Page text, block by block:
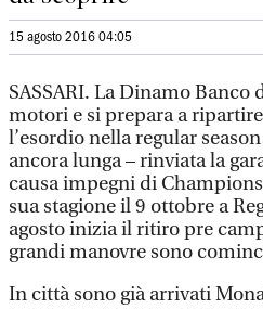
15 agosto 2016 04:05
SASSARI. La Dinamo Banco
motori e si prepara a
l’esordio nella regular
ancora lunga – rinviata la
causa impegni di
sua stagione il 9 ottobre a
agosto inizia il ritiro pre
grandi manovre sono
In città sono già arrivati